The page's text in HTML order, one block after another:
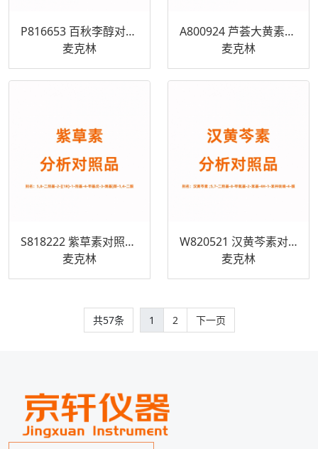
P816653 百秋李醇对照品 5986-55-0
麦克林
A800924 芦荟大黄素对照品 481-72-1
麦克林
S818222 紫草素对照品 517-89-5
麦克林
W820521 汉黄芩素对照品632-85-9
麦克林
共57条 1 2 下一页